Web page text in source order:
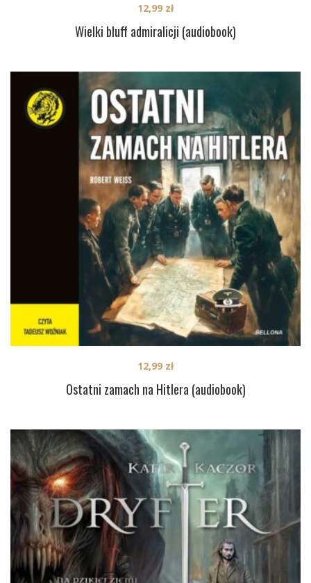
Wielki bluff admiralicji (audiobook)
12,99 zł
Ostatni zamach na Hitlera (audiobook)
12,99 zł